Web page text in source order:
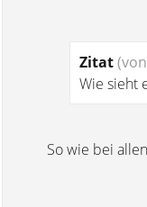
Zitat
Wie sieht
So wie bei